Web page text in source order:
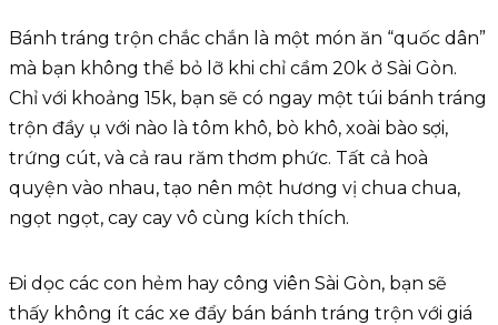
Bánh tráng trộn chắc chắn là một món ăn “quốc dân”
mà bạn không thể bỏ lỡ khi chỉ cầm 20k ở Sài Gòn.
Chỉ với khoảng 15k, bạn sẽ có ngay một túi bánh tráng
trộn đầy ụ với nào là tôm khô, bò khô, xoài bào sợi,
trứng cút, và cả rau răm thơm phức. Tất cả hoà
quyện vào nhau, tạo nên một hương vị chua chua,
ngọt ngọt, cay cay vô cùng kích thích.
Đi dọc các con hẻm hay công viên Sài Gòn, bạn sẽ
thấy không ít các xe đẩy bán bánh tráng trộn với giá